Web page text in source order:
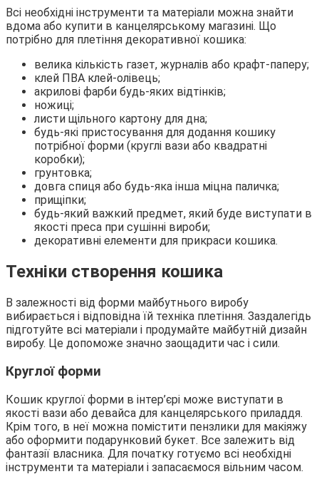
Всі необхідні інструменти та матеріали можна знайти
вдома або купити в канцелярському магазині. Що
потрібно для плетіння декоративної кошика:
велика кількість газет, журналів або крафт-паперу;
клей ПВА клей-олівець;
акрилові фарби будь-яких відтінків;
ножиці;
листи щільного картону для дна;
будь-які пристосування для додання кошику
потрібної форми (круглі вази або квадратні
коробки);
грунтовка;
довга спиця або будь-яка інша міцна паличка;
прищіпки;
будь-який важкий предмет, який буде виступати в
якості преса при сушінні вироби;
декоративні елементи для прикраси кошика.
Техніки створення кошика
В залежності від форми майбутнього виробу
вибирається і відповідна їй техніка плетіння. Заздалегідь
підготуйте всі матеріали і продумайте майбутній дизайн
виробу. Це допоможе значно заощадити час і сили.
Круглої форми
Кошик круглої форми в інтер’єрі може виступати в
якості вази або девайса для канцелярського приладдя.
Крім того, в неї можна помістити пензлики для макіяжу
або оформити подарунковий букет. Все залежить від
фантазії власника. Для початку готуємо всі необхідні
інструменти та матеріали і запасаємося вільним часом.